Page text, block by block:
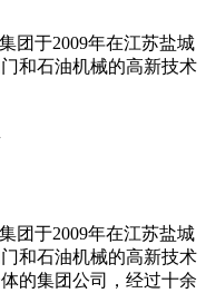
团于2009年在江苏盐城
和石油机械的高新技术
团于2009年在江苏盐城
和石油机械的高新技术
的集团公司，经过十余